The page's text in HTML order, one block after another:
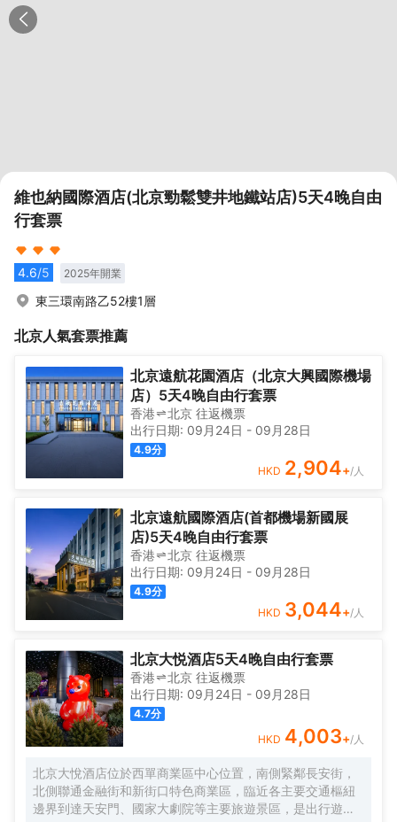
維也納國際酒店(北京勁鬆雙井地鐵站店)5天4晚自由
行套票
4.6/5 2025年開業
東三環南路乙52樓1層
北京人氣套票推薦
北京遠航花園酒店（北京大興國際機場
店）5天4晚自由行套票
香港 北京 往返機票
出行日期: 09月24日 - 09月28日
4.9分
HKD 2,904+/人
北京遠航國際酒店(首都機場新國展
店)5天4晚自由行套票
香港 北京 往返機票
出行日期: 09月24日 - 09月28日
4.9分
HKD 3,044+/人
北京大悦酒店5天4晚自由行套票
香港 北京 往返機票
出行日期: 09月24日 - 09月28日
4.7分
HKD 4,003+/人
北京大悅酒店位於西單商業區中心位置，南側緊鄰長安街，
北側聯通金融街和新街口特色商業區，臨近各主要交通樞紐
邊界到達天安門、國家大劇院等主要旅遊景區，是出行遊玩